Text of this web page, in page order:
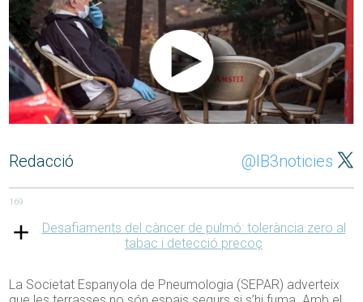
Redacció @IB3noticies
169
Desafiaments del càncer de pulmó: tolerància zero al
tabac i detecció precoç
La Societat Espanyola de Pneumologia (SEPAR) adverteix